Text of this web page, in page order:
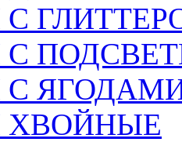
С
С
С
ХВОЙНЫЕ